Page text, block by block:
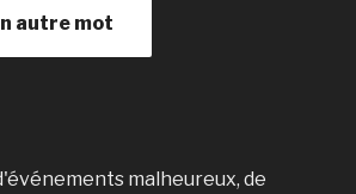
autre mot
malheureux, de